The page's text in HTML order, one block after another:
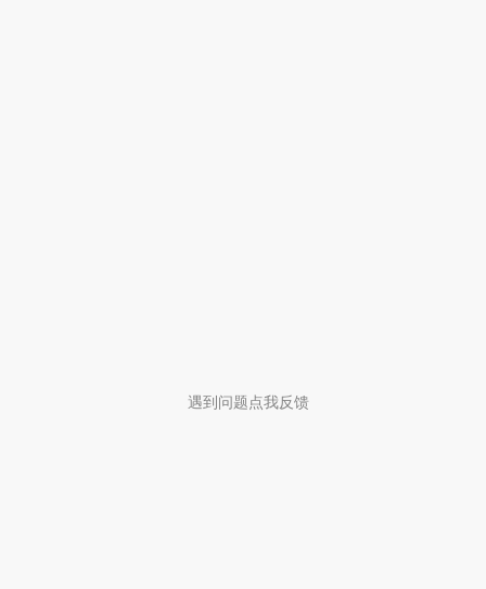
遇到问题点我反馈